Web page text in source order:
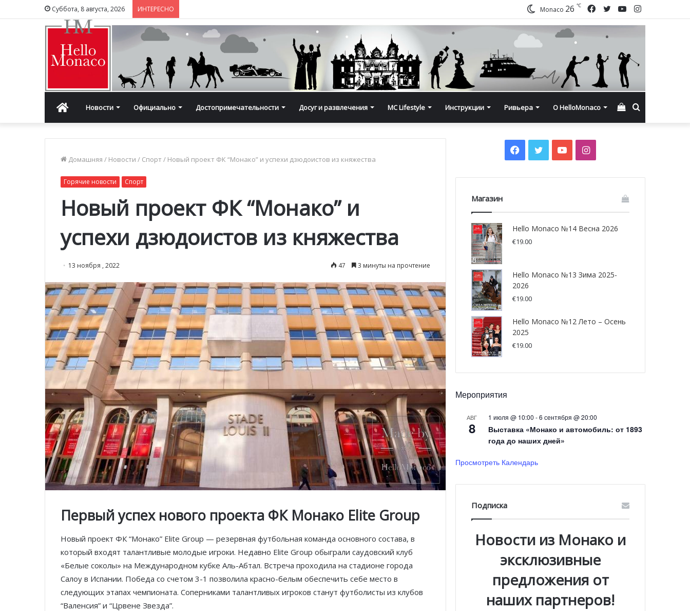
Суббота, 8 августа, 2026 ИНТЕРЕСНО Instagram
YouTube
Twitter
Facebook
Monaco 26 ℃
ГлавнаяНовости Официально Достопримечательности Досуг и развлечения MC Lifestyle Инструкции Ривьера О HelloMonaco Смотреть
Домашняя / Новости / Спорт / Новый проект ФК “Монако” и успехи дзюдоистов из княжества
Горячие новости Спорт
Новый проект ФК “Монако” и
успехи дзюдоистов из княжества
13 ноября , 2022 47 3 минуты на прочтение
Первый успех нового проекта ФК Монако Elite Group
Новый проект ФК “Монако” Elite Group — резервная футбольная команда основного состава, в
который входят талантливые молодые игроки. Недавно Elite Group обыграли саудовский клуб
«Белые соколы» на Международном кубке Аль-Абтал. Встреча проходила на стадионе города
Салоу в Испании. Победа со счетом 3-1 позволила красно-белым обеспечить себе место в
следующих этапах чемпионата. Соперниками талантливых игроков станут футболисты из клубов
“Валенсия” и “Црвене Звезда”.
Facebook
TwitterYouTubeInstagram
Магазин
Hello Monaco №14 Весна 2026
€19.00
Hello Monaco №13 Зима 2025-
2026
€19.00
Hello Monaco №12 Лето – Осень
2025
€19.00
Мероприятия
АВГ
8
1 июля @ 10:00 -6 сентября @ 20:00
Выставка «Монако и автомобиль: от 1893
года до наших дней»
Просмотреть Календарь
Подписка
Новости из Монако и
эксклюзивные
предложения от
наших партнеров!